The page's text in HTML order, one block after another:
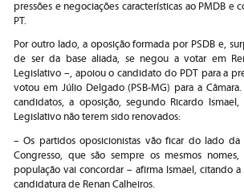
pressões e negociações características ao PMDB
PT.
Por outro lado, a oposição formada por PSDB e,
de ser da base aliada, se negou a votar em
Legislativo –, apoiou o candidato do PDT para a
votou em Júlio Delgado (PSB-MG) para a
candidatos, a oposição, segundo Ricardo
Legislativo não terem sido renovados:
– Os partidos oposicionistas vão ficar do lado
Congresso, que são sempre os mesmos
população vai concordar – afirma Ismael, citando a
candidatura de Renan Calheiros.